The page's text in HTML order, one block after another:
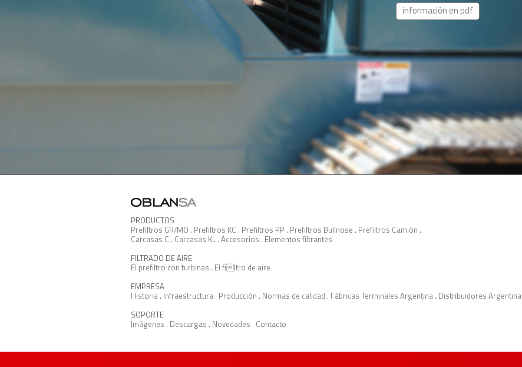
información en pdf
PRODUCTOS
Prefiltros GR/MO . Prefiltros KC . Prefiltros PP . Prefiltros Bullnose . Prefiltros Camión .
Carcasas C . Carcasas KL . Accesorios . Elementos filtrantes
FILTRADO DE AIRE
El prefiltro con turbinas . El filtro de aire
EMPRESA
Historia . Infraestructura . Producción . Normas de calidad . Fábricas Terminales Argentina . Distribuidores Argentina
SOPORTE
Imágenes . Descargas . Novedades . Contacto